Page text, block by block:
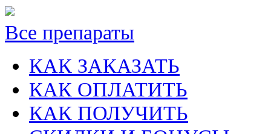
Все препараты
КАК ЗАКАЗАТЬ
КАК ОПЛАТИТЬ
КАК ПОЛУЧИТЬ